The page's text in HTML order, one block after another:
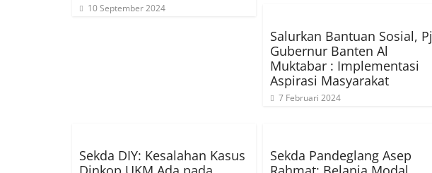
10 September 2024
Salurkan Bantuan Sosial, Pj
Gubernur Banten Al
Muktabar : Implementasi
Aspirasi Masyarakat
7 Februari 2024
Sekda DIY: Kesalahan Kasus
Sekda Pandeglang Asep